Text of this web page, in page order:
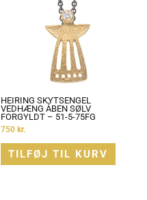
HEIRING SKYTSENGEL
VEDHÆNG ÅBEN SØLV
FORGYLDT – 51-5-75FG
750 kr.
TILFØJ TIL KURV